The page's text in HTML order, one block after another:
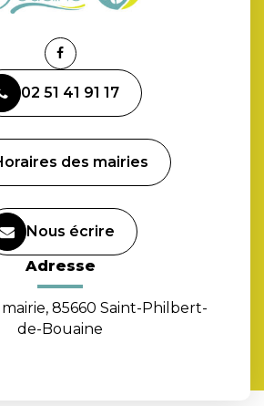
Lien
le
compte
02 51 41 91 17
des mairies
Nous écrire
Adresse
85660 Saint-Philbert-
de-Bouaine